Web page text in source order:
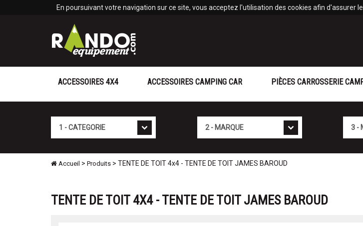
En poursuivant votre navigation sur ce site, vous acceptez l'utilisation des cookies afin d'assurer
ACCESSOIRES 4X4 ACCESSOIRES CAMPING CAR PIÈCES CARROSSERIE
Accueil > Produits > TENTE DE TOIT 4x4 - TENTE DE TOIT JAMES BAROUD
TENTE DE TOIT 4X4 - TENTE DE TOIT JAMES BAROUD
Panneau de gestion des cookies